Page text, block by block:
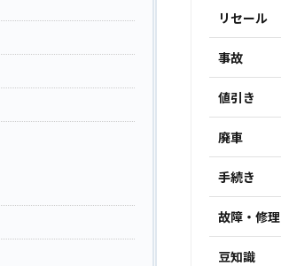
リセール
事故
値引き
廃車
手続き
故障・修理
豆知識